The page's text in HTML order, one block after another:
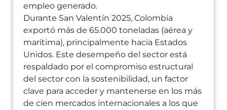
empleo generado.
Durante San Valentín 2025, Colombia
exportó más de 65.000 toneladas (aérea y
marítima), principalmente hacia Estados
Unidos. Este desempeño del sector está
respaldado por el compromiso estructural
del sector con la sostenibilidad, un factor
clave para acceder y mantenerse en los más
de cien mercados internacionales a los que